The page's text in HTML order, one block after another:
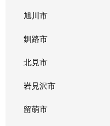
旭川市
釧路市
北見市
岩見沢市
留萌市